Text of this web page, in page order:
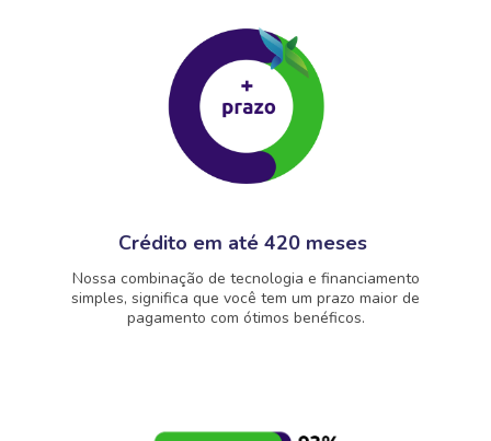
Crédito em até 420 meses
Nossa combinação de tecnologia e financiamento
simples, significa que você tem um prazo maior de
pagamento com ótimos benéficos.